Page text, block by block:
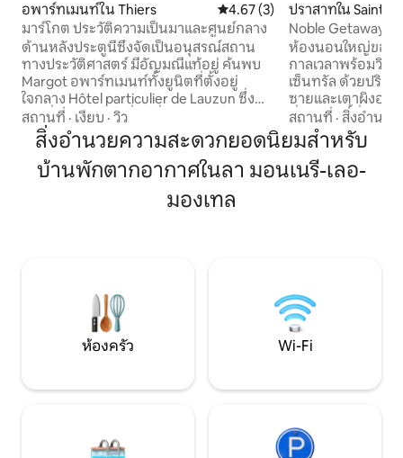
อพาร์ทเมนท์ใน Thiers คะแนนเฉลี่ย 4.67 จาก 5, 3 รีวิว
4.67 (3)
มาร์โกต ประวัติความเป็นมาและศูนย์กลาง
ด้านหลังประตูนี้ซึ่งจัดเป็นอนุสรณ์สถาน
ทางประวัติศาสตร์ มีอัญมณีแท้อยู่ ค้นพบ
Margot อพาร์ทเมนท์ทั้งยูนิตที่ตั้งอยู่
ใจกลาง Hôtel particulier de Lauzun ซึ่ง
เป็นที่พักอันยอดเยี่ยมที่มีประวัติศาสตร์
ยาวนานหลายศตวรรษ เพลิดเพลินกับ
บรรยากาศที่เป็นเอกลักษณ์ ผสมผสาน
เสน่ห์ของความเก่าแก่เข้ากับความสะดวก
สบายที่ทันสมัย: Wi-Fi ความเร็วสูง ทีวี ห้อง
ครัวที่มีอุปกรณ์ครบครัน เครื่องนอน
สถานที่ · เงียบ · วิว
ปราสาทใน Saint-
valet
Noble Getaway
ลียง 1 ชม.
ห้องนอนใหญ่ของเ
กาลเวลาพร้อมวิว
เซ็นทรัล ด้วยปริม
ซายและเตาผิงอนุ
ที่พักแห่งนี้ซึ่งเป็น
ตั้งแต่ปี 1781 ด้วย
ให้คุณใช้งาน และส
30 พฤษภาคม) แล
โดยเฉพาะ คุณจึงมั่
สถานที่ · สิ่งอำนว
สิ่งอำนวยความสะดวกยอดนิยมสำหรับ
บ้านพักตากอากาศในลา มอนเนรี-เลอ-
มองเทล
ห้องครัว Wi-Fi